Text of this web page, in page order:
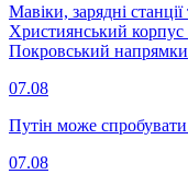
Мавіки, зарядні
Християнський корпус
Покровський напрямки
07.08
Путін може
07.08